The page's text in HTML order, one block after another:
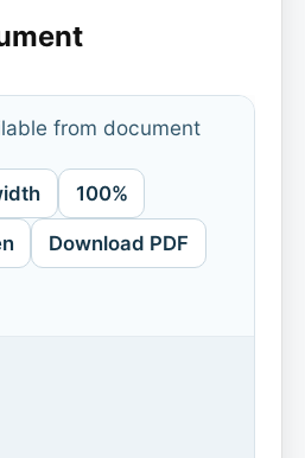
from document
100%
Download PDF